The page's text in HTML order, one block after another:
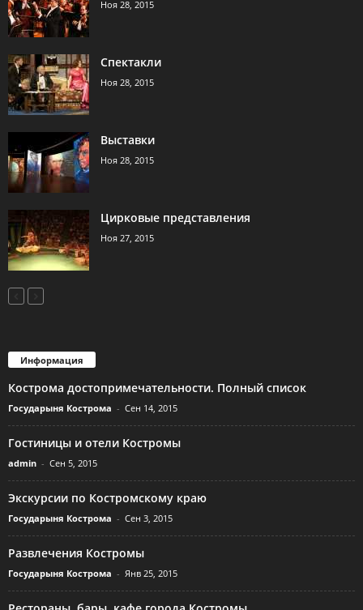
Ноя 28, 2015
Спектакли
Ноя 28, 2015
Выставки
Ноя 28, 2015
Цирковые представления
Ноя 27, 2015
Информация
Кострома достопримечательности. Полный список
Государыня Кострома - Сен 14, 2015
Гостиницы и отели Костромы
admin - Сен 5, 2015
Экскурсии по Костромскому краю
Государыня Кострома - Сен 3, 2015
Развлечения Костромы
Государыня Кострома - Янв 25, 2015